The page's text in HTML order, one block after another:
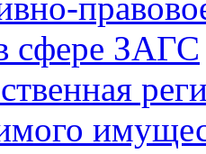
сфере ЗАГС